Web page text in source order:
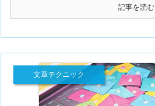
記事を読む
文章テクニック